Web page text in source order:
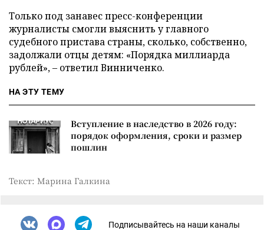
Только под занавес пресс-конференции
журналисты смогли выяснить у главного
судебного пристава страны, сколько, собственно,
задолжали отцы детям: «Порядка миллиарда
рублей», – ответил Винниченко.
НА ЭТУ ТЕМУ
Вступление в наследство в 2026 году:
порядок оформления, сроки и размер
пошлин
Текст: Марина Галкина
Подписывайтесь на наши каналы